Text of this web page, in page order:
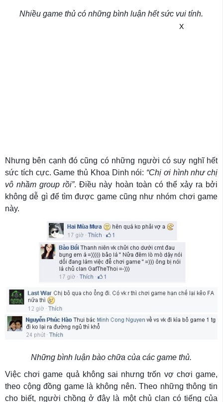
Nhiều game thủ có những bình luận hết sức vui tính.
X
Nhưng bên cạnh đó cũng có những người có suy nghĩ hết
sức tích cực. Game thủ Khoa Dinh nói: “Chị ơi hình như chị
vô nhầm group rồi”. Điều này hoàn toàn có thể xảy ra bởi
không dễ gì để tìm được game cũng như nhóm chơi game
này.
Những bình luận bào chữa của các game thủ.
Việc chơi game quả không sai nhưng trốn vợ chơi game,
theo cộng đồng game là không nên. Theo những thông tin
cho biết, người chồng ở đây là một chủ clan có tiếng của